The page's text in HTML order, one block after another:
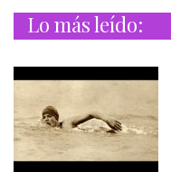
Lo más leído: